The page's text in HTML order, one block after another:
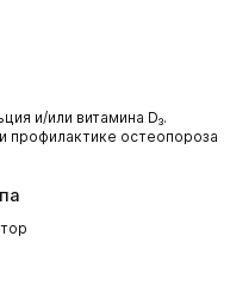
и/или витамина D₃.
профилактике остеопороза